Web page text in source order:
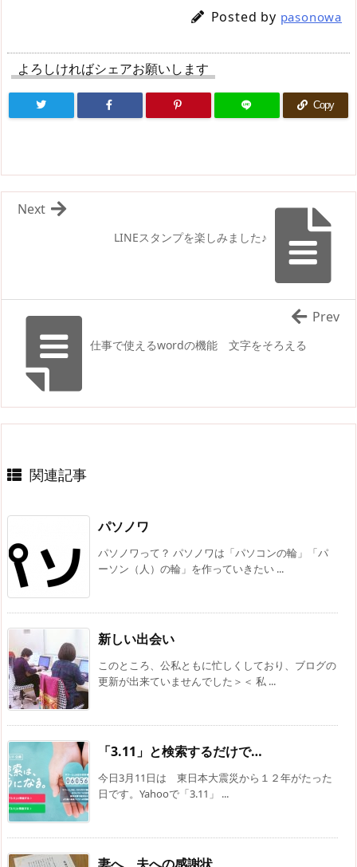
Posted by pasonowa
よろしければシェアお願いします
Copy
LINEスタンプを楽しみました♪
Next
仕事で使えるwordの機能 文字をそろえる
Prev
関連記事
パソノワ
パソノワって？ パソノワは「パソコンの輪」「パ
ーソン（人）の輪」を作っていきたい ...
新しい出会い
このところ、公私ともに忙しくしており、ブログの
更新が出来ていませんでした＞＜ 私 ...
「3.11」と検索するだけで…
今日3月11日は 東日本大震災から１２年がたった
日です。Yahooで「3.11」 ...